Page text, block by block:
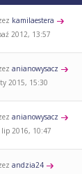
kamilaestera
2012, 13:57
anianowysacz
2015, 15:30
anianowysacz
lip 2016, 10:47
andzia24